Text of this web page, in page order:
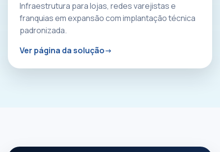
Infraestrutura para lojas, redes varejistas e
franquias em expansão com implantação técnica
padronizada.
Ver página da solução